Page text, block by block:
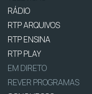
RÁDIO
RTP ARQUIVOS
RTP ENSINA
RTP PLAY
EM DIRETO
REVER PROGRAMAS